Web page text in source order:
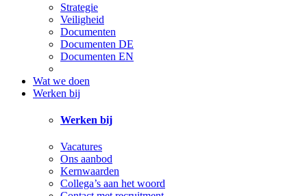
Strategie
Veiligheid
Documenten
Documenten DE
Documenten EN
Wat we doen
Werken bij
Werken bij
Vacatures
Ons aanbod
Kernwaarden
Collega’s aan het woord